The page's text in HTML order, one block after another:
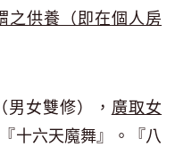
之供養（即在個人房
男女雙修） ， 廣取女
十六天魔舞』。『八